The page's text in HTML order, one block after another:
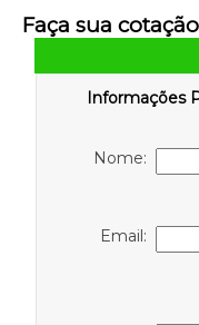
Faça sua cotação
Informações
Nome:
Email: